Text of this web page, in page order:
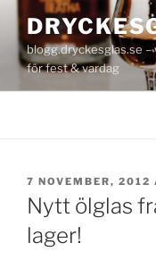
innehållblogg.dryckesglas.se
för fest & vardag
PUBLICERAT
7 NOVEMBER, 2012
Nytt ölglas
lager!